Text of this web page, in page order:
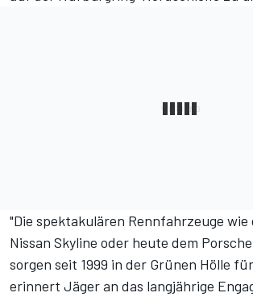
"Die spektakulären Rennfahrzeuge wie
Nissan Skyline oder heute dem Porsche
sorgen seit 1999 in der Grünen Hölle
erinnert Jäger an das langjährige